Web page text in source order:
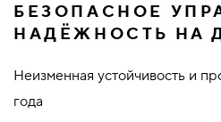
БЕЗОПАСНОЕ
НАДЁЖНОСТЬ НА
Неизменная устойчивость и
года